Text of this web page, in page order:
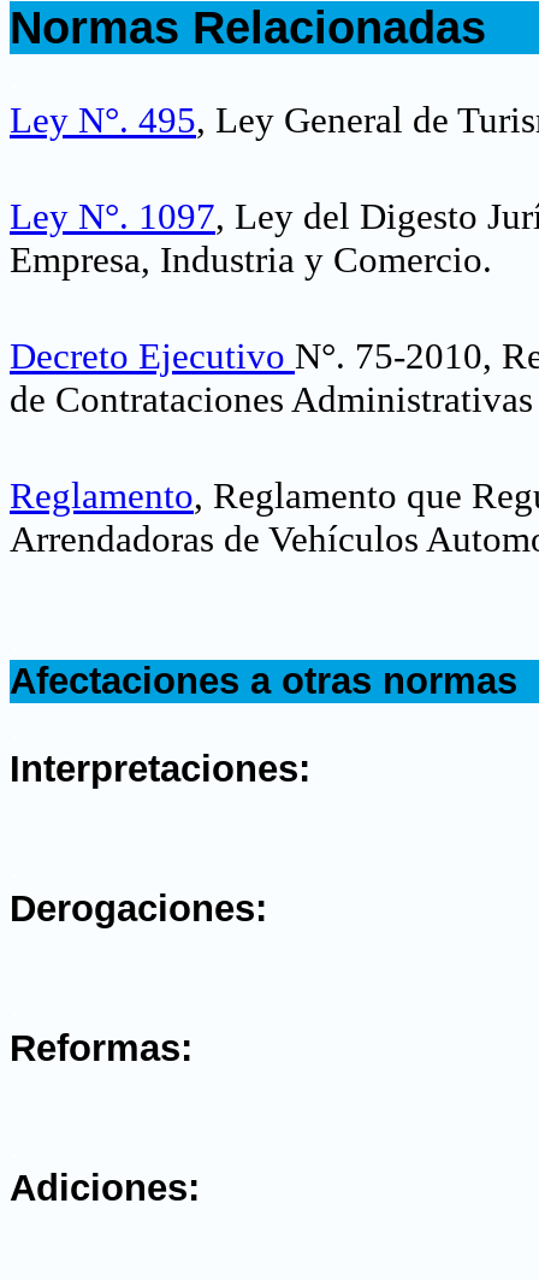
Normas Relacionadas
Ley N°. 495, Ley General de
Ley N°. 1097, Ley del Digesto
Empresa, Industria y Comercio.
Decreto Ejecutivo N°. 75-2010,
de Contrataciones
Reglamento, Reglamento que
Arrendadoras de Vehículos
Afectaciones a otras normas
Interpretaciones:
Derogaciones:
Reformas:
Adiciones: